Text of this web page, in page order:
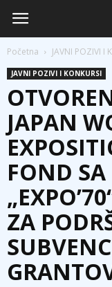
Početna JAVNI POZIVI I
JAVNI POZIVI I KONKURSI
JAPAN
FOND
ZA